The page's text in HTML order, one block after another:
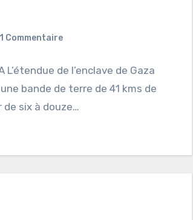
1 Commentaire
L’étendue de l’enclave de Gaza
bande de terre de 41 kms de
de six à douze…